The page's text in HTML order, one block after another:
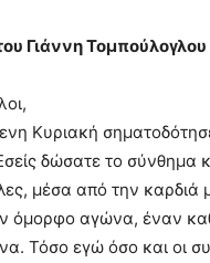
Γιάννη Τομπούλογλου
Κυριακή
δώσατε το σύνθημα
μέσα από την καρδιά
όμορφο αγώνα, έναν
Τόσο εγώ όσο και οι